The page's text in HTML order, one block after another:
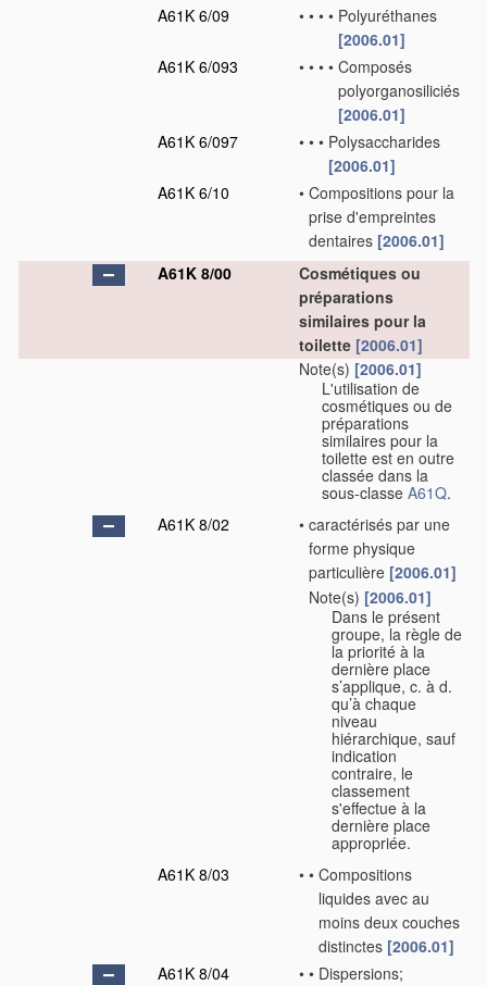
A61K 6/09
• • • • Polyuréthanes
[2006.01]
A61K 6/093
• • • • Composés
polyorganosiliciés
[2006.01]
A61K 6/097
• • • Polysaccharides
[2006.01]
A61K 6/10
• Compositions pour la
prise d'empreintes
dentaires [2006.01]
A61K 8/00
Cosmétiques ou
préparations
similaires pour la
toilette [2006.01]
Note(s) [2006.01]
L'utilisation de
cosmétiques ou de
préparations
similaires pour la
toilette est en outre
classée dans la
sous-classe A61Q.
A61K 8/02
• caractérisés par une
forme physique
particulière [2006.01]
Note(s) [2006.01]
Dans le présent
groupe, la règle de
la priorité à la
dernière place
s’applique, c. à d.
qu’à chaque
niveau
hiérarchique, sauf
indication
contraire, le
classement
s'effectue à la
dernière place
appropriée.
A61K 8/03
• • Compositions
liquides avec au
moins deux couches
distinctes [2006.01]
A61K 8/04
• • Dispersions;